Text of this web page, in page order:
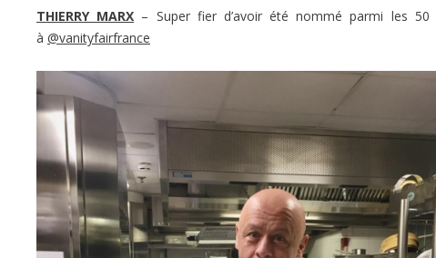
THIERRY MARX – Super fier d’avoir été nommé parmi les
à @vanityfairfrance